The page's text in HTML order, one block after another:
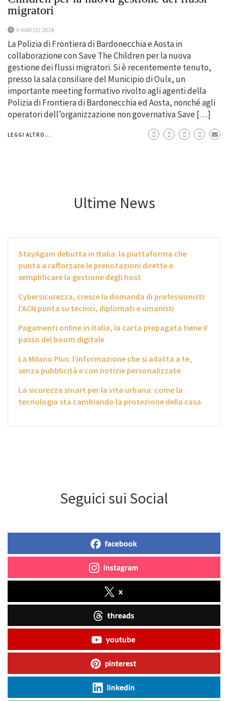
migratori
9 MARZO 2024
La Polizia di Frontiera di Bardonecchia e Aosta in
collaborazione con Save The Children per la nuova
gestione dei flussi migratori. Si è recentemente tenuto,
presso la sala consiliare del Municipio di Oulx, un
importante meeting formativo rivolto agli agenti della
Polizia di Frontiera di Bardonecchia ed Aosta, nonché agli
operatori dell’organizzazione non governativa Save […]
LEGGI ALTRO...
Ultime News
StayAgain debutta in Italia: la piattaforma che
punta a rafforzare le prenotazioni dirette e
semplificare la gestione degli host
Cybersicurezza, cresce la domanda di professionisti:
l’ACN punta su tecnici, diplomati e umanisti
Pagamenti online in Italia, la carta prepagata tiene il
passo del boom digitale
La Milano Plus: l’informazione che si adatta a te,
senza pubblicità e con notizie personalizzate
La sicurezza smart per la vita urbana: come la
tecnologia sta cambiando la protezione della casa
Seguici sui Social
facebook
instagram
x
threads
youtube
pinterest
linkedin